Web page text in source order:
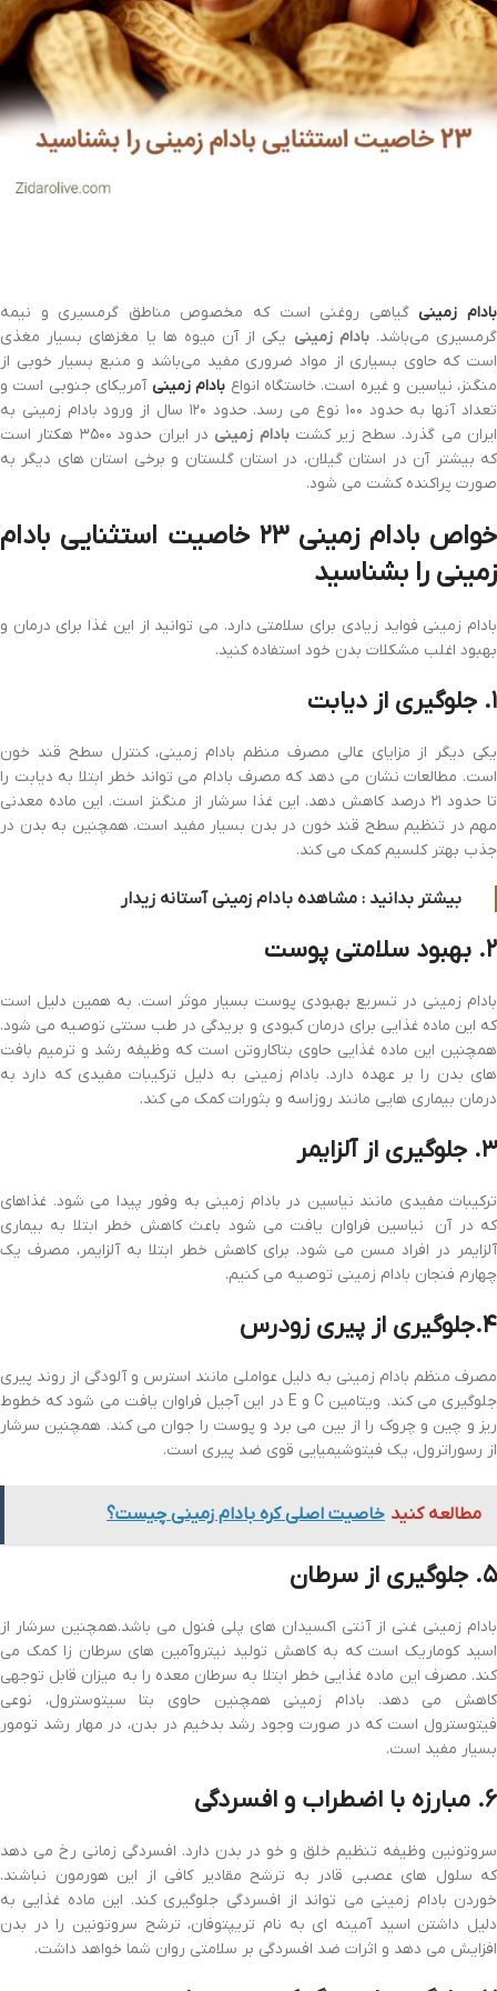
بادام زمینی گیاهی روغنی است که مخصوص مناطق گرمسیری و نیمه
گرمسیری می‌باشد.بادام زمینی یکی از آن میوه ها یا مغزهای بسیار مغذی
است که حاوی بسیاری از مواد ضروری مفید می‌باشد و منبع بسیار خوبی از
منگنز، نیاسین و غیره است. خاستگاه انواع بادام زمینی آمریکای جنوبی است و
تعداد آنها به حدود ۱۰۰ نوع می رسد. حدود ۱۲۰ سال از ورود بادام زمینی به
ایران می گذرد. سطح زیر کشتبادام زمینی
در ایران حدود ۳۵۰۰ هکتار است
که بیشتر آن در استان گیلان، در استان گلستان و برخی استان های دیگر به
صورت پراکنده کشت می شود.
خواص بادام زمینی ۲۳ خاصیت استثنایی بادام
زمینی را بشناسید
بادام زمینی فواید زیادی برای سلامتی دارد. می توانید از این غذا برای درمان و
بهبود اغلب مشکلات بدن خود استفاده کنید.
۱. جلوگیری از دیابت
یکی دیگر از مزایای عالی مصرف منظم بادام زمینی، کنترل سطح قند خون
است. مطالعات نشان می دهد که مصرف بادام می تواند خطر ابتلا به دیابت را
تا حدود ۲۱ درصد کاهش دهد. این غذا سرشار از منگنز است. این ماده معدنی
مهم در تنظیم سطح قند خون در بدن بسیار مفید است. همچنین به بدن در
جذب بهتر کلسیم کمک می کند.
بیشتر بدانید : مشاهده بادام زمینی آستانه زیدار
۲. بهبود سلامتی پوست
بادام زمینی در تسریع بهبودی پوست بسیار موثر است. به همین دلیل است
که این ماده غذایی برای درمان کبودی و بریدگی در طب سنتی توصیه می شود.
همچنین این ماده غذایی حاوی بتاکاروتن است که وظیفه رشد و ترمیم بافت
های بدن را بر عهده دارد. بادام زمینی به دلیل ترکیبات مفیدی که دارد به
درمان بیماری هایی مانند روزاسه و بثورات کمک می کند.
۳. جلوگیری از آلزایمر
ترکیبات مفیدی مانند نیاسین در بادام زمینی به وفور پیدا می شود. غذاهای
که در آن نیاسین فراوان یافت می شود باعث کاهش خطر ابتلا به بیماری
آلزایمر در افراد مسن می شود. برای کاهش خطر ابتلا به آلزایمر، مصرف یک
چهارم فنجان بادام زمینی توصیه می کنیم.
۴.جلوگیری از پیری زودرس
مصرف منظم بادام زمینی به دلیل عواملی مانند استرس و آلودگی از روند پیری
جلوگیری می کند. ویتامین C و E در این آجیل فراوان یافت می شود که خطوط
ریز و چین و چروک را از بین می برد و پوست را جوان می کند. همچنین سرشار
از رسوراترول، یک فیتوشیمیایی قوی ضد پیری است.
مطالعه کنید خاصیت اصلی کره بادام زمینی چیست؟
۵. جلوگیری از سرطان
بادام زمینی غنی از آنتی اکسیدان های پلی فنول می باشد.همچنین سرشار از
اسید کوماریک است که به کاهش تولید نیتروآمین های سرطان زا کمک می
کند. مصرف این ماده غذایی خطر ابتلا به سرطان معده را به میزان قابل توجهی
کاهش می دهد. بادام زمینی همچنین حاوی بتا سیتوسترول، نوعی
فیتوسترول است که در صورت وجود رشد بدخیم در بدن، در مهار رشد تومور
بسیار مفید است.
۶. مبارزه با اضطراب و افسردگی
سروتونین وظیفه تنظیم خلق و خو در بدن دارد. افسردگی زمانی رخ می دهد
که سلول های عصبی قادر به ترشح مقادیر کافی از این هورمون نباشند.
خوردن بادام زمینی می تواند از افسردگی جلوگیری کند. این ماده غذایی به
دلیل داشتن اسید آمینه ای به نام تریپتوفان، ترشح سروتونین را در بدن
افزایش می دهد و اثرات ضد افسردگی بر سلامتی روان شما خواهد داشت.